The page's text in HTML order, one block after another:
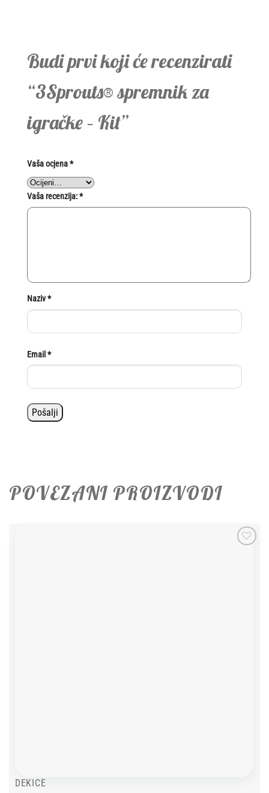
Budi prvi koji će recenzirati
“3Sprouts® spremnik za
igračke – Kit”
Vaša ocjena*
Vaša recenzija:*
Naziv*
Email *
POVEZANI PROIZVODI
DEKICE